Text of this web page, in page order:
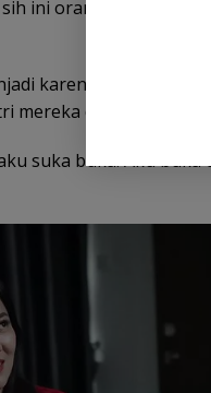
ini orang udah
karena para pejabat
mereka di Instagram.
suka buka. Aku